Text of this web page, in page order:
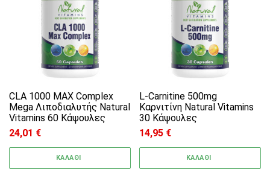
CLA 1000 MAX Complex
Mega Λιποδιαλυτής Natural
Vitamins 60 Κάψουλες
24,01 €
ΚΑΛΑΘΙ
L-Carnitine 500mg
Καρνιτίνη Natural Vitamins
30 Κάψουλες
14,95 €
ΚΑΛΑΘΙ